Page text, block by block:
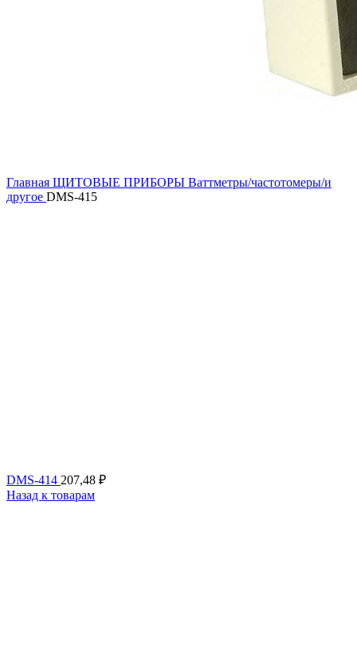
Главная ЩИТОВЫЕ ПРИБОРЫ Ваттметры/частотомеры/и
другое DMS-415
DMS-414 207,48 ₽
Назад к товарам